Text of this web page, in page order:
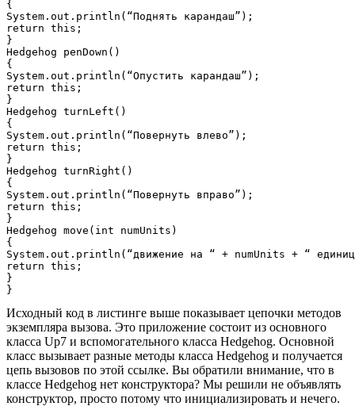
{
System.out.println(“Поднять карандаш”);
return this;
}
Hedgehog penDown()
{
System.out.println(“Опустить карандаш”);
return this;
}
Hedgehog turnLeft()
{
System.out.println(“Повернуть влево”);
return this;
}
Hedgehog turnRight()
{
System.out.println(“Повернуть вправо”);
return this;
}
Hedgehog move(int numUnits)
{
System.out.println(“движение на “ + numUnits + “
return this;
}
Исходный код в листинге выше показывает цепочки методов
экземпляра вызова. Это приложение состоит из основного
класса Up7 и вспомогательного класса Hedgehog. Основной
класс вызывает разные методы класса Hedgehog и получается
цепь вызовов по этой ссылке. Вы обратили внимание, что в
классе Hedgehog нет конструктора? Мы решили не объявлять
конструктор, просто потому что инициализировать и нечего.